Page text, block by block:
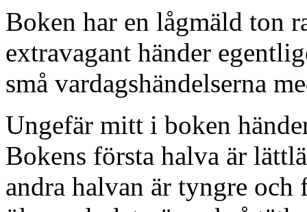
Boken har en lågmäld ton
extravagant händer
små vardagshändelserna
Ungefär mitt i boken
Bokens första halva är
andra halvan är tyngre och